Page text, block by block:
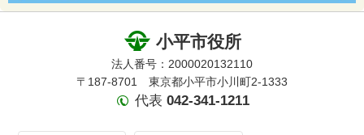
小平市役所
法人番号：2000020132110
〒187-8701 東京都小平市小川町2-1333
代表 042-341-1211